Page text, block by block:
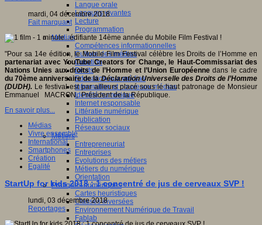
Langue orale
Langues vivantes
Lecture
Programmation
Médias
Compétences informationnelles
Culture des médias
Curation
Droits
Education aux médias
Information et nouveaux médias
Identité numérique
Internet responsable
Littératie numérique
Publication
Réseaux sociaux
Métiers
Entrepreneuriat
Entreprises
Evolutions des métiers
Métiers du numérique
Orientation
Pratiques numériques
Cartes heuristiques
Classes inversées
Environnement Numérique de Travail
Fablab
mardi, 04 décembre 2018
Fait marquant
"Pour sa 14e édition, le Mobile Film Festival célèbre les Droits de l’Homme en
partenariat avec YouTube Creators for Change, le Haut-Commissariat des
NationsUnies aux droits de l’Homme et l’Union Européennedans le cadre
du 70ème anniversaire de laDéclaration Universelle des Droits de l’Homme
(DUDH). Le festival est par ailleurs placé sous le haut patronage de Monsieur
Emmanuel MACRON, Président de la République.
En savoir plus...
Médias
Vivre ensemble
International
Smartphones
Création
Egalité
StartUp for kids 2018 : 1 concentré de jus de cerveaux SVP !
lundi, 03 décembre 2018
Reportages